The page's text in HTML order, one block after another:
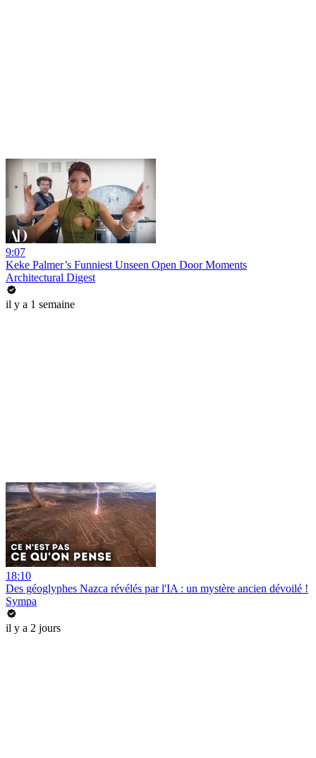
9:07
Keke Palmer’s Funniest Unseen Open Door Moments
Architectural Digest
il y a 1 semaine
18:10
Des géoglyphes Nazca révélés par l'IA : un mystère ancien dévoilé !
Sympa
il y a 2 jours